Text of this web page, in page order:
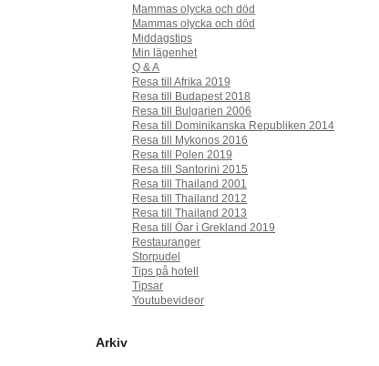
Mammas olycka och död
Mammas olycka och död
Middagstips
Min lägenhet
Q & A
Resa till Afrika 2019
Resa till Budapest 2018
Resa till Bulgarien 2006
Resa till Dominikanska Republiken 2014
Resa till Mykonos 2016
Resa till Polen 2019
Resa till Santorini 2015
Resa till Thailand 2001
Resa till Thailand 2012
Resa till Thailand 2013
Resa till Öar i Grekland 2019
Restauranger
Storpudel
Tips på hotell
Tipsar
Youtubevideor
Arkiv